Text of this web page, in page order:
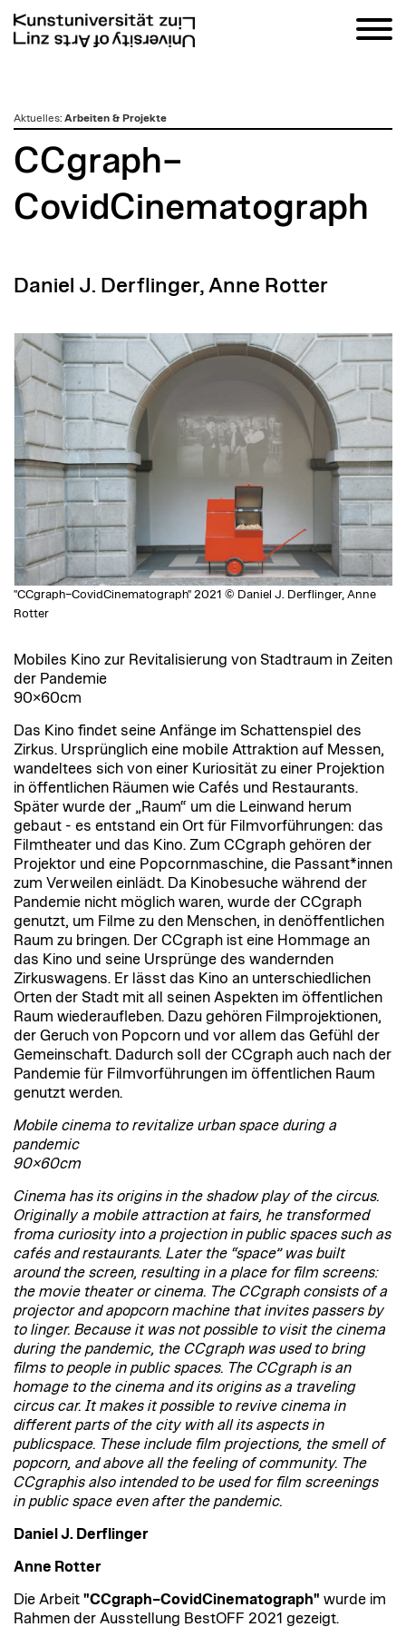
zumAktuelles: Arbeiten & Projekte
CCgraph–
CovidCinematograph
Daniel J. Derflinger, Anne Rotter
"CCgraph–CovidCinematograph" 2021 © Daniel J. Derflinger, Anne
Rotter
Mobiles Kino zur Revitalisierung von Stadtraum in Zeiten
der Pandemie
90×60cm
Das Kino findet seine Anfänge im Schattenspiel des
Zirkus. Ursprünglich eine mobile Attraktion auf Messen,
wandeltees sich von einer Kuriosität zu einer Projektion
in öffentlichen Räumen wie Cafés und Restaurants.
Später wurde der „Raum“ um die Leinwand herum
gebaut - es entstand ein Ort für Filmvorführungen: das
Filmtheater und das Kino. Zum CCgraph gehören der
Projektor und eine Popcornmaschine, die Passant*innen
zum Verweilen einlädt. Da Kinobesuche während der
Pandemie nicht möglich waren, wurde der CCgraph
genutzt, um Filme zu den Menschen, in denöffentlichen
Raum zu bringen. Der CCgraph ist eine Hommage an
das Kino und seine Ursprünge des wandernden
Zirkuswagens. Er lässt das Kino an unterschiedlichen
Orten der Stadt mit all seinen Aspekten im öffentlichen
Raum wiederaufleben. Dazu gehören Filmprojektionen,
der Geruch von Popcorn und vor allem das Gefühl der
Gemeinschaft. Dadurch soll der CCgraph auch nach der
Pandemie für Filmvorführungen im öffentlichen Raum
genutzt werden.
Mobile cinema to revitalize urban space during a
pandemic
90×60cm
Cinema has its origins in the shadow play of the circus.
Originally a mobile attraction at fairs, he transformed
froma curiosity into a projection in public spaces such as
cafés and restaurants. Later the “space” was built
around the screen, resulting in a place for film screens:
the movie theater or cinema. The CCgraph consists of a
projector and apopcorn machine that invites passers by
to linger. Because it was not possible to visit the cinema
during the pandemic, the CCgraph was used to bring
films to people in public spaces. The CCgraph is an
homage to the cinema and its origins as a traveling
circus car. It makes it possible to revive cinema in
different parts of the city with all its aspects in
publicspace. These include film projections, the smell of
popcorn, and above all the feeling of community. The
CCgraphis also intended to be used for film screenings
in public space even after the pandemic.
Daniel J. Derflinger
Anne Rotter
Die Arbeit "CCgraph–CovidCinematograph" wurde im
Rahmen der Ausstellung BestOFF 2021 gezeigt.